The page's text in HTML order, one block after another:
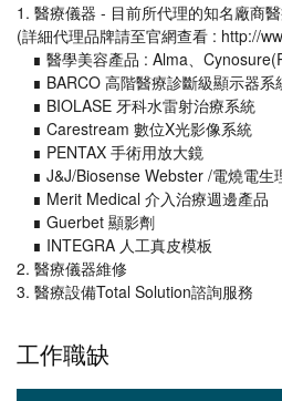
1. 醫療儀器 - 目前所代理的知名廠商醫
(詳細代理品牌請至官網查看 : http://
∎ 醫學美容產品 : Alma、
∎ BARCO 高階醫療診斷級顯示器系
∎ BIOLASE 牙科水雷射治療系統
∎ Carestream 數位X光影像系統
∎ PENTAX 手術用放大鏡
∎ J&J/Biosense Webster /電燒電生
∎ Merit Medical 介入治療週邊產品
∎ Guerbet 顯影劑
∎ INTEGRA 人工真皮模板
2. 醫療儀器維修
3. 醫療設備Total Solution諮詢服務
工作職缺